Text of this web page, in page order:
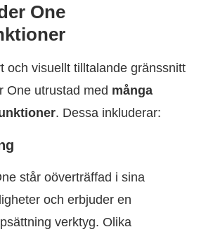
One
och visuellt tilltalande gränssnitt
One utrustad med många
. Dessa inkluderar:
står oöverträffad i sina
och erbjuder en
verktyg. Olika